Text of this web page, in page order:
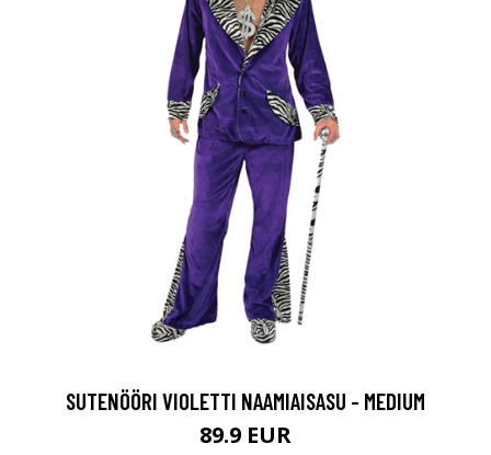
SUTENÖÖRI VIOLETTI NAAMIAISASU - MEDIUM
89.9 EUR